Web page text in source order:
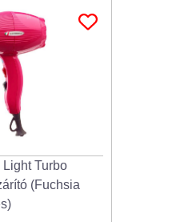
Turbo
(Fuchsia